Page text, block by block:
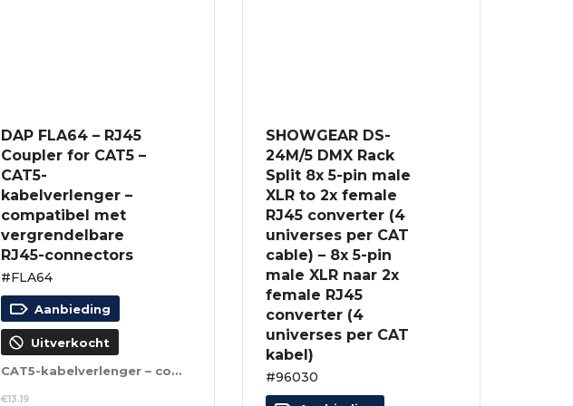
DAP FLA64 – RJ45
Coupler for CAT5 –
CAT5-
kabelverlenger –
compatibel met
vergrendelbare
RJ45-connectors
#FLA64
Aanbieding
Uitverkocht
CAT5-kabelverlenger – compatibel met vergrendelbare RJ45-connectors
€13.19
SHOWGEAR DS-
24M/5 DMX Rack
Split 8x 5-pin male
XLR to 2x female
RJ45 converter (4
universes per CAT
cable) – 8x 5-pin
male XLR naar 2x
female RJ45
converter (4
universes per CAT
kabel)
#96030